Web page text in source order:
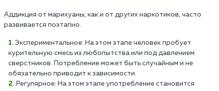
Аддикция от марихуаны, как и от других наркотиков, часто
развивается поэтапно.
Экспериментальное: На этом этапе человек пробует
курительную смесь из любопытства или под давлением
сверстников. Потребление может быть случайным и не
обязательно приводит к зависимости.
Регулярное: На этом этапе употребление становится